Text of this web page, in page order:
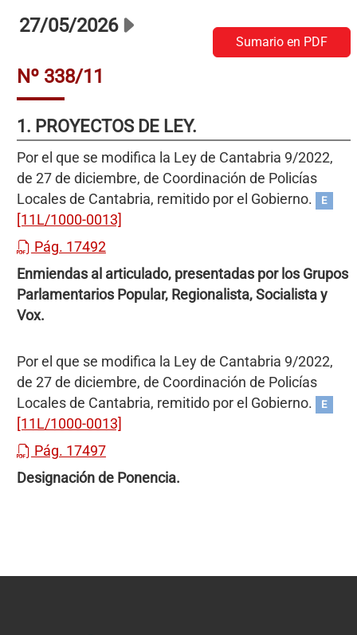
27/05/2026
Nº 338/11
Sumario en PDF
1. PROYECTOS DE LEY.
Por el que se modifica la Ley de Cantabria 9/2022,
de 27 de diciembre, de Coordinación de Policías
Locales de Cantabria, remitido por el Gobierno.
E
[11L/1000-0013]
Pág. 17492
Enmiendas al articulado, presentadas por los Grupos
Parlamentarios Popular, Regionalista, Socialista y
Vox.
Por el que se modifica la Ley de Cantabria 9/2022,
de 27 de diciembre, de Coordinación de Policías
Locales de Cantabria, remitido por el Gobierno.
E
[11L/1000-0013]
Pág. 17497
Designación de Ponencia.